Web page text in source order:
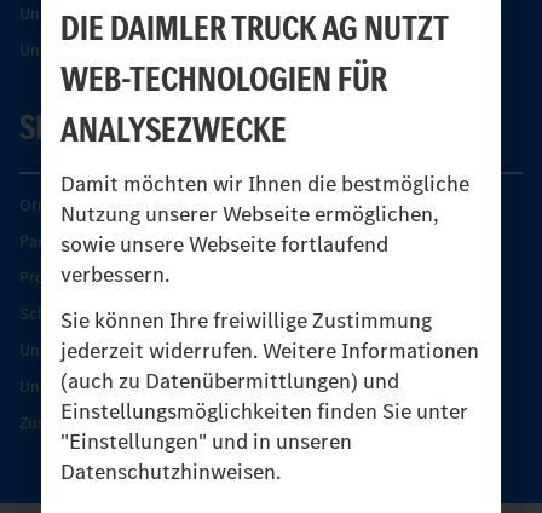
DIE DAIMLER TRUCK AG NUTZT
WEB-TECHNOLOGIEN FÜR
ANALYSEZWECKE
Damit möchten wir Ihnen die bestmögliche
Nutzung unserer Webseite ermöglichen,
sowie unsere Webseite fortlaufend
verbessern.
Sie können Ihre freiwillige Zustimmung
jederzeit widerrufen. Weitere Informationen
(auch zu Datenübermittlungen) und
Einstellungsmöglichkeiten finden Sie unter
"Einstellungen" und in unseren
Datenschutzhinweisen.
Unimog Partner-Portal
Unimog Sicherheit
SERVICE
Original-Teile
Partner finden
Produkt-Highlights
Schutz und Werterhalt
Unimog Serviceangebot
Unimog Servicetage
Zusatzleistungen